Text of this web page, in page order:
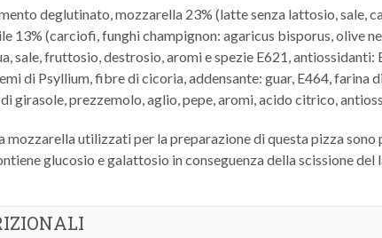
deglutinato, mozzarella 23% (latte senza lattosio, sale,
13% (carciofi, funghi champignon: agaricus bisporus, olive
sale, fruttosio, destrosio, aromi e spezie E621,
di Psyllium, fibre di cicoria, addensante: guar, E464,
girasole, prezzemolo, aglio, pepe, aromi, acido citrico,
mozzarella utilizzati per la preparazione di questa pizza
glucosio e galattosio in conseguenza della scissione del